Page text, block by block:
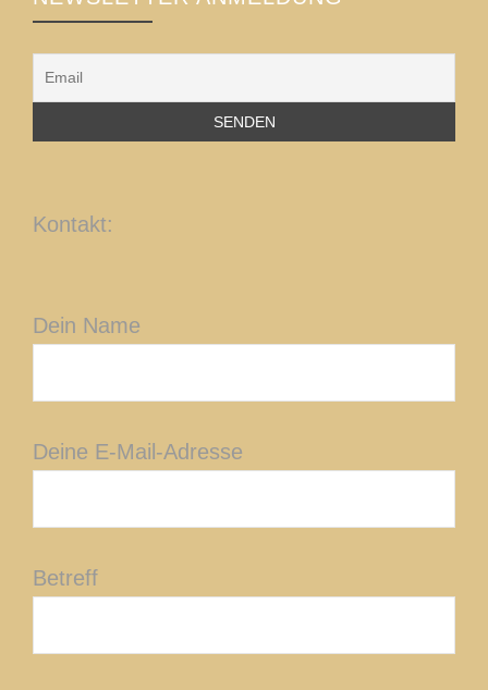
Kontakt:
Dein Name
Deine E-Mail-Adresse
Betreff